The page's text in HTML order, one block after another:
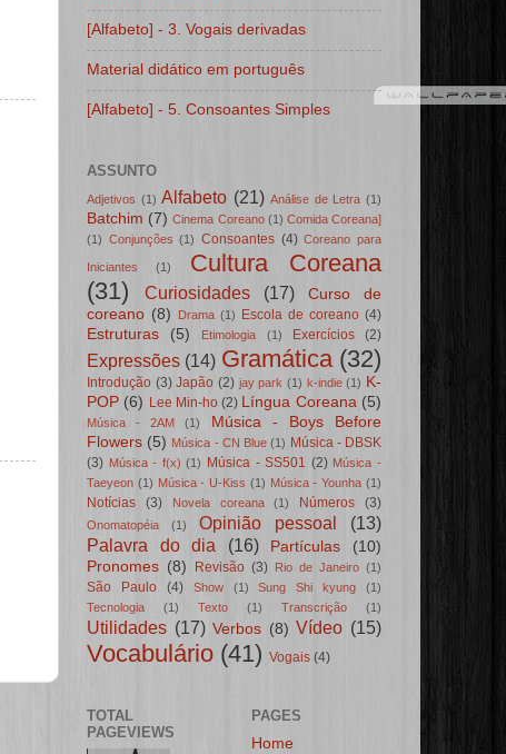
[Alfabeto] - 3. Vogais derivadas
Material didático em português
[Alfabeto] - 5. Consoantes Simples
ASSUNTO
Adjetivos (1) Alfabeto (21) Análise de Letra (1)
Batchim (7) Cinema Coreano (1) Comida Coreana]
(1) Conjunções (1) Consoantes (4) Coreano para
Iniciantes (1)
Cultura Coreana
(31)
Curiosidades (17)
Curso de
coreano (8) Drama (1) Escola de coreano (4)
Estruturas (5) Etimologia (1) Exercícios (2)
Expressões (14) Gramática (32)
Introdução (3) Japão (2) jay park (1) k-indie (1) K-
POP (6) Lee Min-ho (2) Língua Coreana (5)
Música - 2AM (1)
Música - Boys Before
Flowers (5) Música - CN Blue (1) Música - DBSK
(3) Música - f(x) (1) Música - SS501 (2) Música -
Taeyeon (1) Música - U-Kiss (1) Música - Younha (1)
Notícias (3) Novela coreana (1) Números (3)
Onomatopéia (1) Opinião pessoal
(13)
Palavra do dia
(16) Partículas
(10)
Pronomes (8) Revisão (3) Rio de Janeiro (1)
São Paulo (4) Show (1) Sung Shi kyung
(1)
Tecnologia
(1) Texto (1) Transcrição (1)
Utilidades (17) Verbos (8) Vídeo (15)
Vocabulário (41) Vogais (4)
TOTAL
PAGEVIEWS
PAGES
Home